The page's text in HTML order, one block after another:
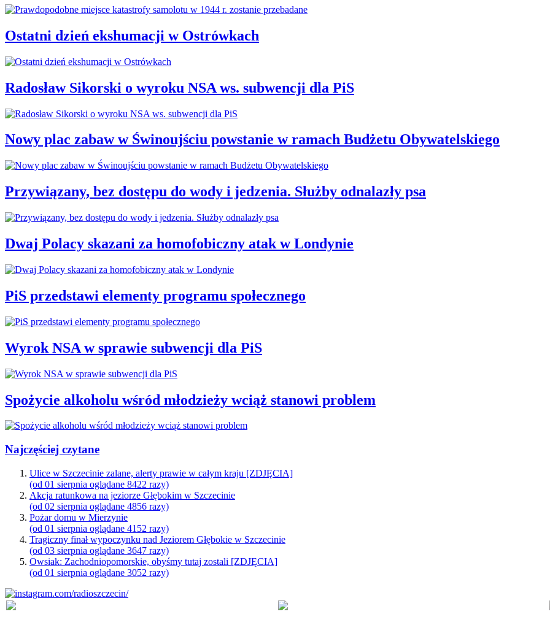
Ostatni dzień ekshumacji w Ostrówkach
Radosław Sikorski o wyroku NSA ws. subwencji dla PiS
Nowy plac zabaw w Świnoujściu powstanie w ramach Budżetu Obywatelskiego
Przywiązany, bez dostępu do wody i jedzenia. Służby odnalazły psa
Dwaj Polacy skazani za homofobiczny atak w Londynie
PiS przedstawi elementy programu społecznego
Wyrok NSA w sprawie subwencji dla PiS
Spożycie alkoholu wśród młodzieży wciąż stanowi problem
Najczęściej czytane
Ulice w Szczecinie zalane, alerty prawie w całym kraju [ZDJĘCIA]
(od 01 sierpnia oglądane 8422 razy)
Akcja ratunkowa na jeziorze Głębokim w Szczecinie
(od 02 sierpnia oglądane 4856 razy)
Pożar domu w Mierzynie
(od 01 sierpnia oglądane 4152 razy)
Tragiczny finał wypoczynku nad Jeziorem Głębokie w Szczecinie
(od 03 sierpnia oglądane 3647 razy)
Owsiak: Zachodniopomorskie, obyśmy tutaj zostali [ZDJĘCIA]
(od 01 sierpnia oglądane 3052 razy)